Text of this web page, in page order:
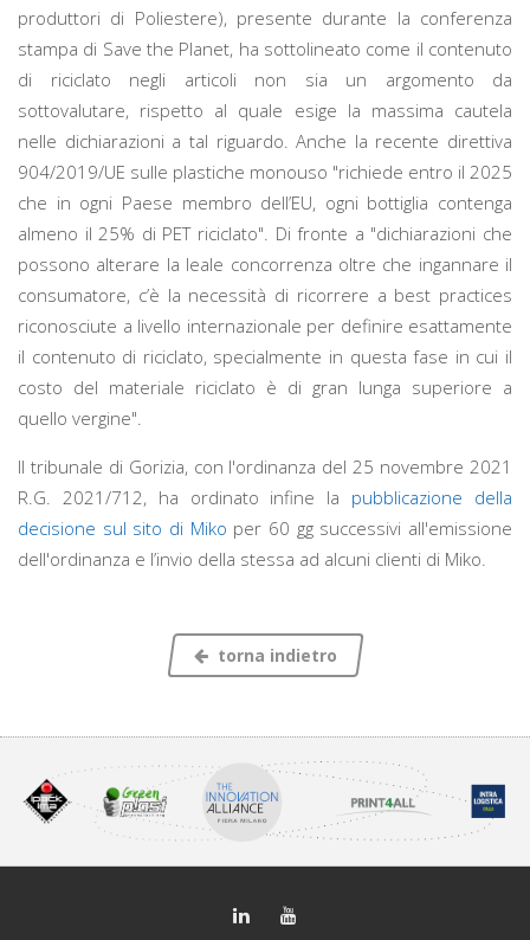
produttori di Poliestere), presente durante la conferenza
stampa di Save the Planet, ha sottolineato come il contenuto
di riciclato negli articoli non sia un argomento da
sottovalutare, rispetto al quale esige la massima cautela
nelle dichiarazioni a tal riguardo. Anche la recente direttiva
904/2019/UE sulle plastiche monouso "richiede entro il 2025
che in ogni Paese membro dell’EU, ogni bottiglia contenga
almeno il 25% di PET riciclato". Di fronte a "dichiarazioni che
possono alterare la leale concorrenza oltre che ingannare il
consumatore, c’è la necessità di ricorrere a best practices
riconosciute a livello internazionale per definire esattamente
il contenuto di riciclato, specialmente in questa fase in cui il
costo del materiale riciclato è di gran lunga superiore a
quello vergine".
Il tribunale di Gorizia, con l'ordinanza del 25 novembre 2021
R.G. 2021/712, ha ordinato infine la pubblicazione della
decisione sul sito di Miko per 60 gg successivi all'emissione
dell'ordinanza e l’invio della stessa ad alcuni clienti di Miko.
torna indietro